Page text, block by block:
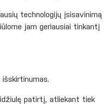
technologijų įsisavinimą
jam geriausiai tinkantį
patirtį, atliekant tiek